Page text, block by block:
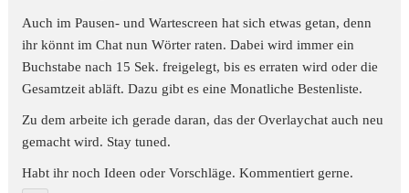
Auch im Pausen- und Wartescreen hat sich etwas getan, denn
ihr könnt im Chat nun Wörter raten. Dabei wird immer ein
Buchstabe nach 15 Sek. freigelegt, bis es erraten wird oder die
Gesamtzeit abläft. Dazu gibt es eine Monatliche Bestenliste.
Zu dem arbeite ich gerade daran, das der Overlaychat auch neu
gemacht wird. Stay tuned.
Habt ihr noch Ideen oder Vorschläge. Kommentiert gerne.